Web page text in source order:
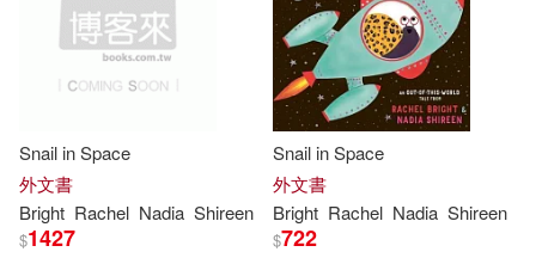
Snail in Space
外文書
Bright Rachel Nadia Shireen
$1427
Snail in Space
外文書
Bright Rachel Nadia Shireen
$722